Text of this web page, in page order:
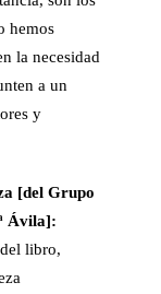
hemos
la necesidad
a un
y
[del Grupo
Ávila]:
libro,